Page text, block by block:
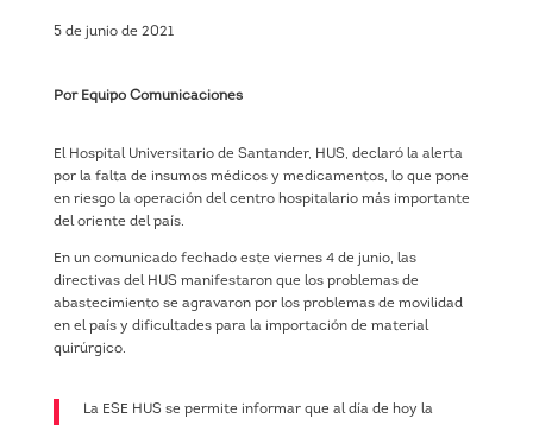
5 de junio de 2021
Por Equipo Comunicaciones
El Hospital Universitario de Santander, HUS, declaró la alerta
por la falta de insumos médicos y medicamentos, lo que pone
en riesgo la operación del centro hospitalario más importante
del oriente del país.
En un comunicado fechado este viernes 4 de junio, las
directivas del HUS manifestaron que los problemas de
abastecimiento se agravaron por los problemas de movilidad
en el país y dificultades para la importación de material
quirúrgico.
La ESE HUS se permite informar que al día de hoy la